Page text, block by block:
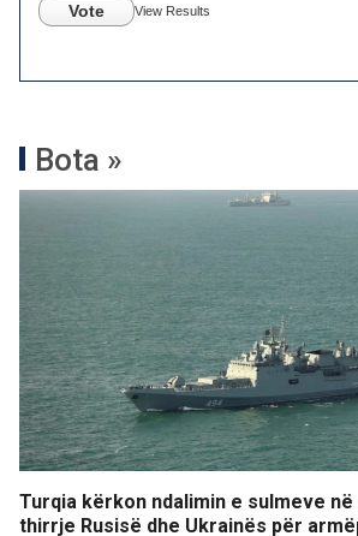
Vote View Results
Bota »
Turqia kërkon ndalimin e sulmeve në
thirrje Rusisë dhe Ukrainës për